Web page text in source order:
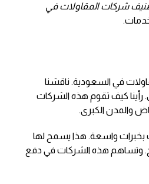
شركات المقاولات في
في السعودية. ناقشنا
رأينا كيف تقوم هذه الشركات
والمدن الكبرى.
بخبرات واسعة. هذا يسمح لها
وتساهم هذه الشركات في دفع